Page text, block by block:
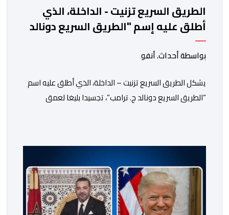
الطريق السريع تزنيت - الداخلة، الذي
أطلق عليه إسم "الطريق السريع دونالد
ج. ترامب"، تجسيد جلي للتقدير الكبير
المتبادل بين جلالة الملك والرئيس دونالد
بواسطة أحداث. أنفو
يشكل الطريق السريع تزنيت – الداخلة، الذي أطلق عليه اسم
“الطريق السريع دونالد ج. ترامب”، تجسيدا بليغا لعمق
الجلالة الملك محمد السادس، نصره الله، والرئيس الأمريكي
صاحب الجلالة الملك محمد […]